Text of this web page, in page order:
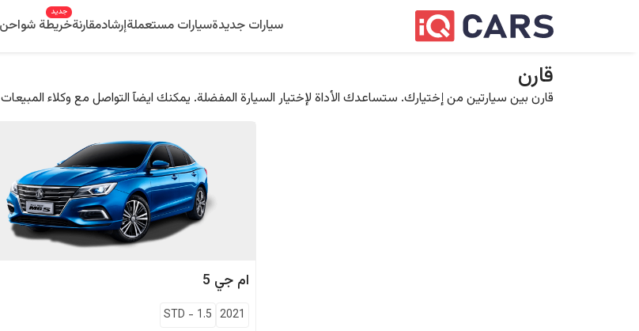
سيارات جديدةسيارات مستعملةإرشادمقارنةخريطة شواحن
جديد
قارن
قارن بين سيارتين من إختيارك. ستساعدك الأداة لإختيار السيارة المفضلة. يمكنك ايضآ التواصل مع وكلاء
ام جي 5
2021
STD - 1.5